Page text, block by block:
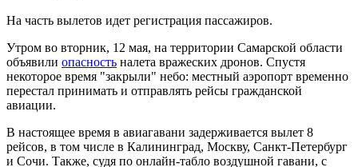
Народ, родившийся на Волге: о поволжских немцах
07.08.2026 | 16:58
Для зрителей от 5 до 150 лет: в Новокуйбышевске выпускают
спектакль по мотивам русской сказки
07.08.2026 | 16:50
65 школ Самары уже готовы к учебному году
Россияне больше не готовы откладывать решение жилищного
вопроса: объем выдачи ипотеки вырос на 38 %
07.08.2026 | 16:13
На часть вылетов идет регистрация пассажиров.
Утром во вторник, 12 мая, на территории Самарской области
объявили опасность налета вражеских дронов. Спустя
некоторое время "закрыли" небо: местный аэропорт временно
перестал принимать и отправлять рейсы гражданской
авиации.
В настоящее время в авиагавани задерживается вылет 8
рейсов, в том числе в Калининград, Москву, Санкт-Петербург
и Сочи. Также, судя по онлайн-табло воздушной гавани, с